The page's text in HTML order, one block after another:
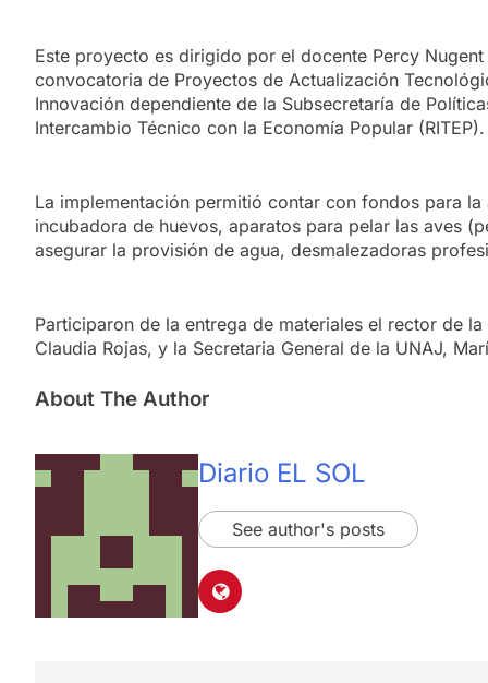
Este proyecto es dirigido por el docente Percy
convocatoria de Proyectos de Actualización
Innovación dependiente de la Subsecretaría de
Intercambio Técnico con la Economía Popular (RITEP).
La implementación permitió contar con fondos para
incubadora de huevos, aparatos para pelar las aves
asegurar la provisión de agua, desmalezadoras
Participaron de la entrega de materiales el rector de
Claudia Rojas, y la Secretaria General de la UNAJ,
About The Author
Diario EL SOL
See author's posts